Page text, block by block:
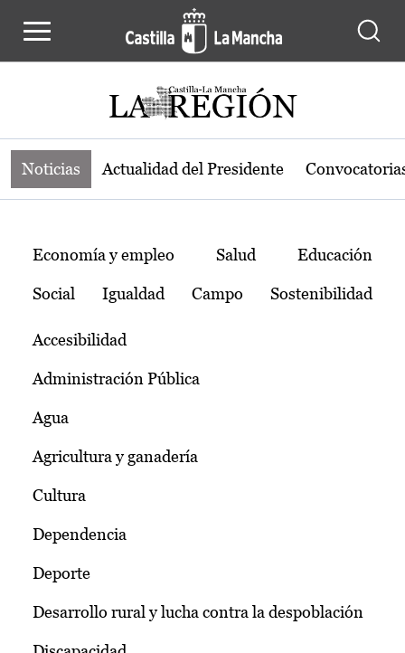
Noticias de la región de Castilla-La
Noticias Actualidad del Presidente
Temas
Economía y empleo Salud Educación
Social Igualdad Campo Sostenibilidad
Accesibilidad
Administración Pública
Agua
Agricultura y ganadería
Cultura
Dependencia
Deporte
Desarrollo rural y lucha contra la despoblación